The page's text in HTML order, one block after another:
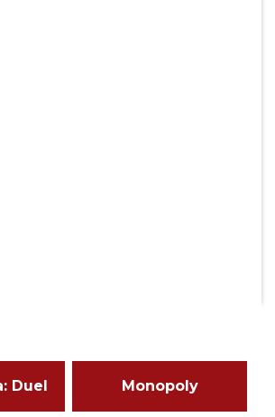
Duel Monopoly